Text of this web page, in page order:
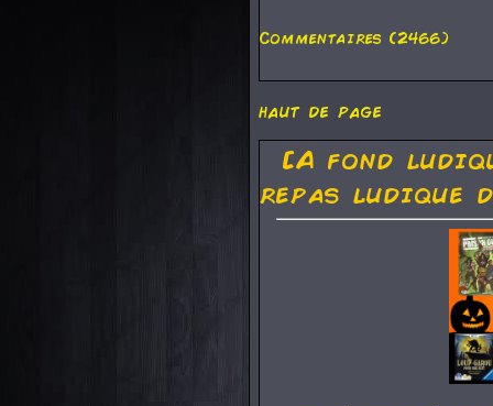
Commentaires (2466)
haut de page
[A fond
repas ludique